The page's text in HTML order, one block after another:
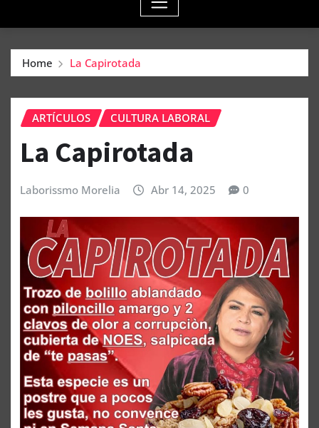
Home La Capirotada
ARTÍCULOS CULTURA LABORAL
La Capirotada
Laborissmo Morelia Abr 14, 2025 0